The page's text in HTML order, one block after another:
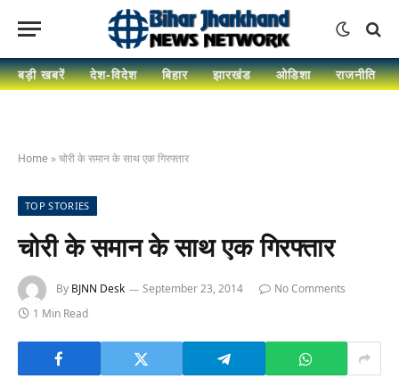
बड़ी खबरें देश-विदेश बिहार झारखंड ओडिशा राजनीति
Home »चोरी के समान के साथ एक गिरफ्तार
TOP STORIES
चोरी के समान के साथ एक गिरफ्तार
By BJNN Desk September 23, 2014
No Comments
1 Min Read